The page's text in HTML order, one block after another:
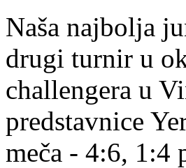
Naša najbolja
drugi turnir u
challengera u
predstavnice
meča - 4:6, 1:4